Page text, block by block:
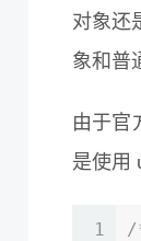
对象还
象和普
由于官
是使用
1
/